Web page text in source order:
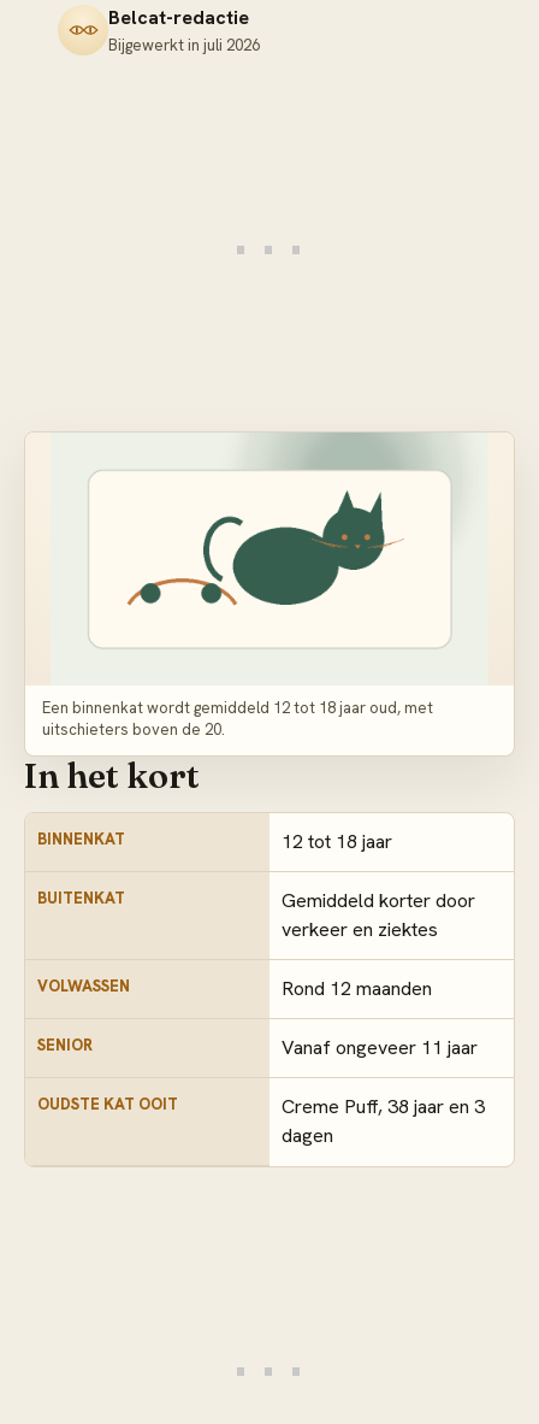
Belcat-redactie
Bijgewerkt in juli 2026
Een binnenkat wordt gemiddeld 12 tot 18 jaar oud, met
uitschieters boven de 20.
In het kort
BINNENKAT 12 tot 18 jaar
BUITENKAT
Gemiddeld korter door
verkeer en ziektes
VOLWASSEN Rond 12 maanden
SENIOR Vanaf ongeveer 11 jaar
OUDSTE KAT OOIT
Creme Puff, 38 jaar en 3
dagen